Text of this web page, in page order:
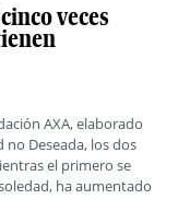
veces
AXA, elaborado
Deseada, los dos
el primero se
ha aumentado